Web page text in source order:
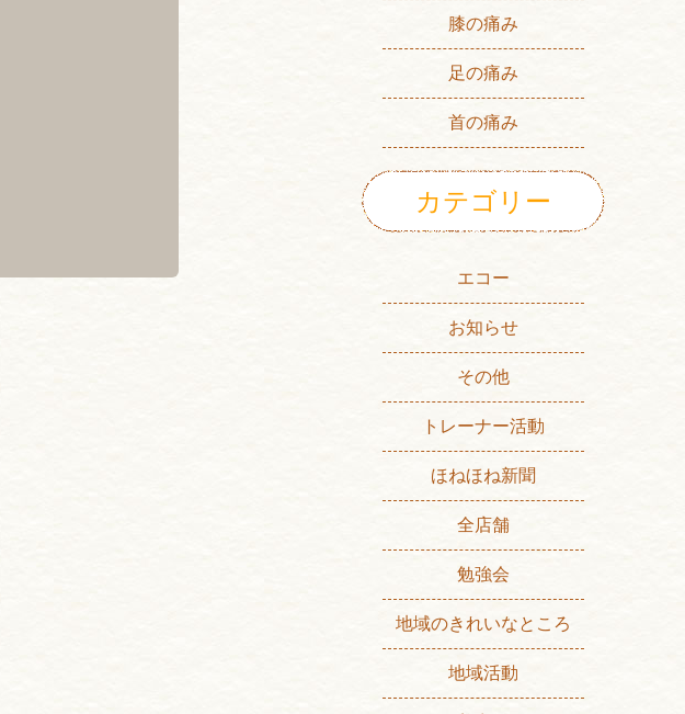
膝の痛み
足の痛み
首の痛み
カテゴリー
エコー
お知らせ
その他
トレーナー活動
ほねほね新聞
全店舗
勉強会
地域のきれいなところ
地域活動